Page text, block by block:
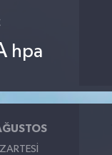
hpa